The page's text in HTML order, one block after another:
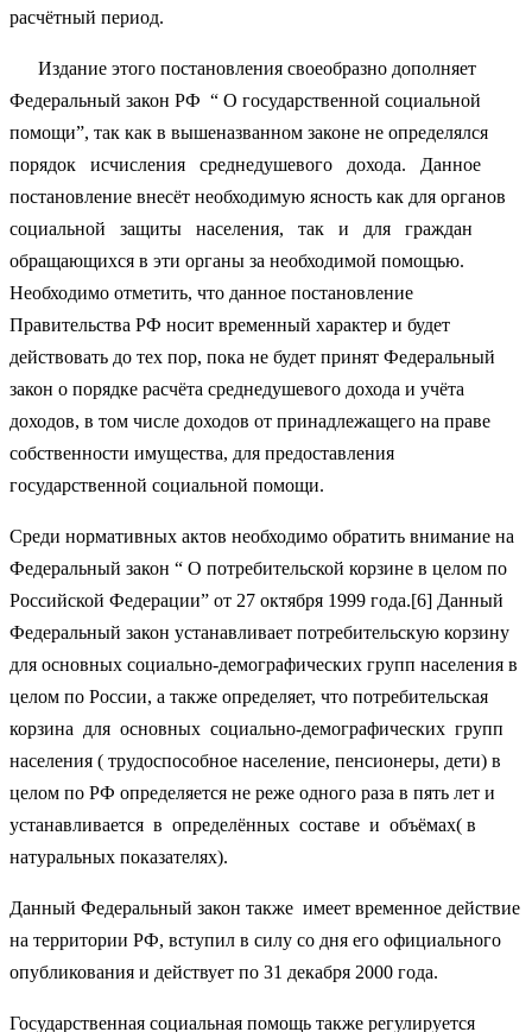
расчётный период.
Издание этого постановления своеобразно дополняет
Федеральный закон РФ “ О государственной социальной
помощи”, так как в вышеназванном законе не определялся
порядок исчисления среднедушевого дохода. Данное
постановление внесёт необходимую ясность как для органов
социальной защиты населения, так и для граждан
обращающихся в эти органы за необходимой помощью.
Необходимо отметить, что данное постановление
Правительства РФ носит временный характер и будет
действовать до тех пор, пока не будет принят Федеральный
закон о порядке расчёта среднедушевого дохода и учёта
доходов, в том числе доходов от принадлежащего на праве
собственности имущества, для предоставления
государственной социальной помощи.
Среди нормативных актов необходимо обратить внимание на
Федеральный закон “ О потребительской корзине в целом по
Российской Федерации” от 27 октября 1999 года.[6] Данный
Федеральный закон устанавливает потребительскую корзину
для основных социально-демографических групп населения в
целом по России, а также определяет, что потребительская
корзина для основных социально-демографических групп
населения ( трудоспособное население, пенсионеры, дети) в
целом по РФ определяется не реже одного раза в пять лет и
устанавливается в определённых составе и объёмах( в
натуральных показателях).
Данный Федеральный закон также имеет временное действие
на территории РФ, вступил в силу со дня его официального
опубликования и действует по 31 декабря 2000 года.
Государственная социальная помощь также регулируется